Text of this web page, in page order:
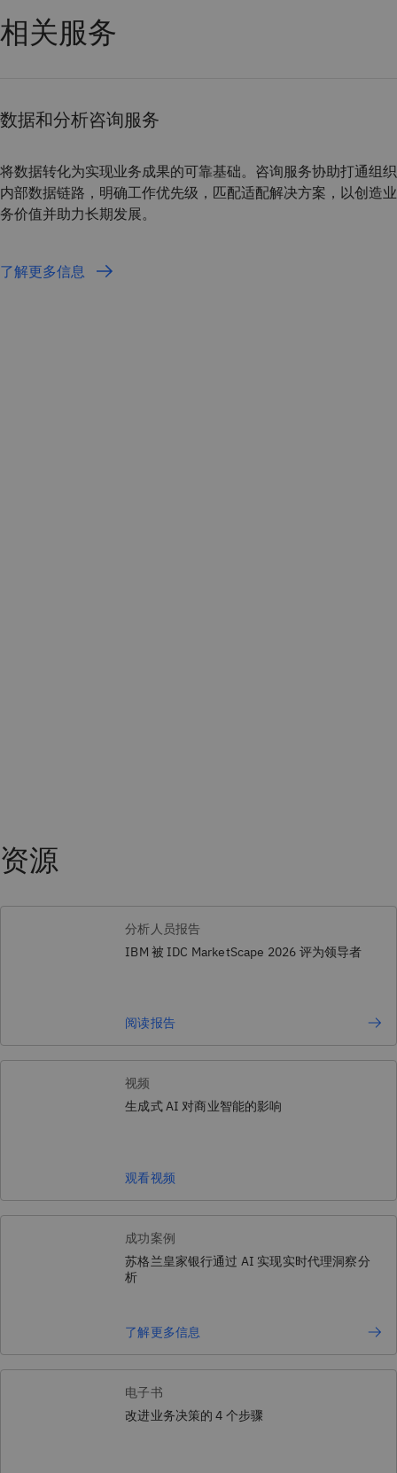
相关服务
数据和分析咨询服务
将数据转化为实现业务成果的可靠基础。咨询服务协助打通组织
内部数据链路，明确工作优先级，匹配适配解决方案，以创造业
务价值并助力长期发展。
了解更多信息
资源
分析人员报告
IBM 被 IDC MarketScape 2026 评为领导者
阅读报告
视频
生成式 AI 对商业智能的影响
观看视频
成功案例
苏格兰皇家银行通过 AI 实现实时代理洞察分
析
了解更多信息
电子书
改进业务决策的 4 个步骤